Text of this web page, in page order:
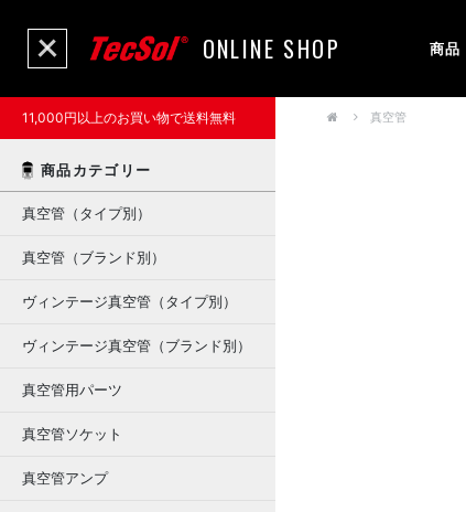
ONLINE SHOP 商品
11,000円以上のお買い物で送料無料
商品カテゴリー
真空管（タイプ別）
真空管（ブランド別）
ヴィンテージ真空管（タイプ別）
ヴィンテージ真空管（ブランド別）
真空管用パーツ
真空管ソケット
真空管アンプ
真空管